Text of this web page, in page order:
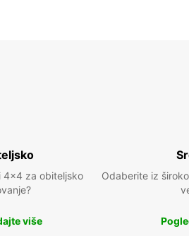
4x4 za obiteljsko
više
Odaberite iz